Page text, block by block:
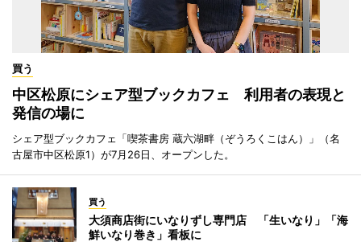
買う
中区松原にシェア型ブックカフェ 利用者の表現と
発信の場に
シェア型ブックカフェ「喫茶書房 蔵六湖畔（ぞうろくこはん）」（名
古屋市中区松原1）が7月26日、オープンした。
買う
大須商店街にいなりずし専門店 「生いなり」「海
鮮いなり巻き」看板に